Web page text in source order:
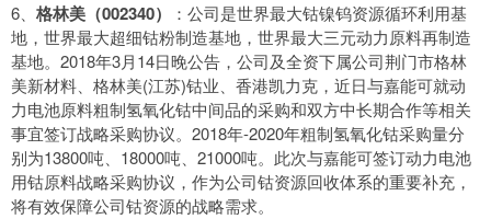
6、 格林美（002340）
：公司是世界最大钴镍钨资源循环利用基
地，世界最大超细钴粉制造基地，世界最大三元动力原料再制造
基地。2018年3月14日晚公告，公司及全资下属公司荆门市格林
美新材料、格林美(江苏)钴业、香港凯力克，近日与嘉能可就动
力电池原料粗制氢氧化钴中间品的采购和双方中长期合作等相关
事宜签订战略采购协议。2018年-2020年粗制氢氧化钴采购量分
别为13800吨、18000吨、21000吨。此次与嘉能可签订动力电池
用钴原料战略采购协议，作为公司钴资源回收体系的重要补充，
将有效保障公司钴资源的战略需求。